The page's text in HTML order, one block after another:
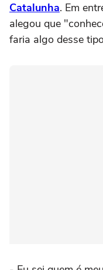
Catalunha. Em
alegou que
faria algo desse